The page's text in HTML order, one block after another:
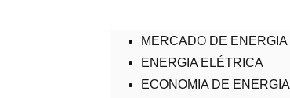
MERCADO DE ENERGIA
ENERGIA ELÉTRICA
ECONOMIA DE ENERGIA